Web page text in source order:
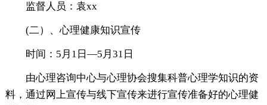
监督人员：袁xx
(二）、心理健康知识宣传
时间：5月1日—5月31日
由心理咨询中心与心理协会搜集科普心理学知识的资
料，通过网上宣传与线下宣传来进行宣传准备好的心理健